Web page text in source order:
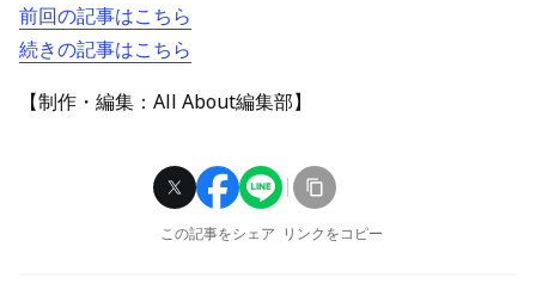
前回の記事はこちら
続きの記事はこちら
【制作・編集：All About編集部】
この記事をシェア リンクをコピー